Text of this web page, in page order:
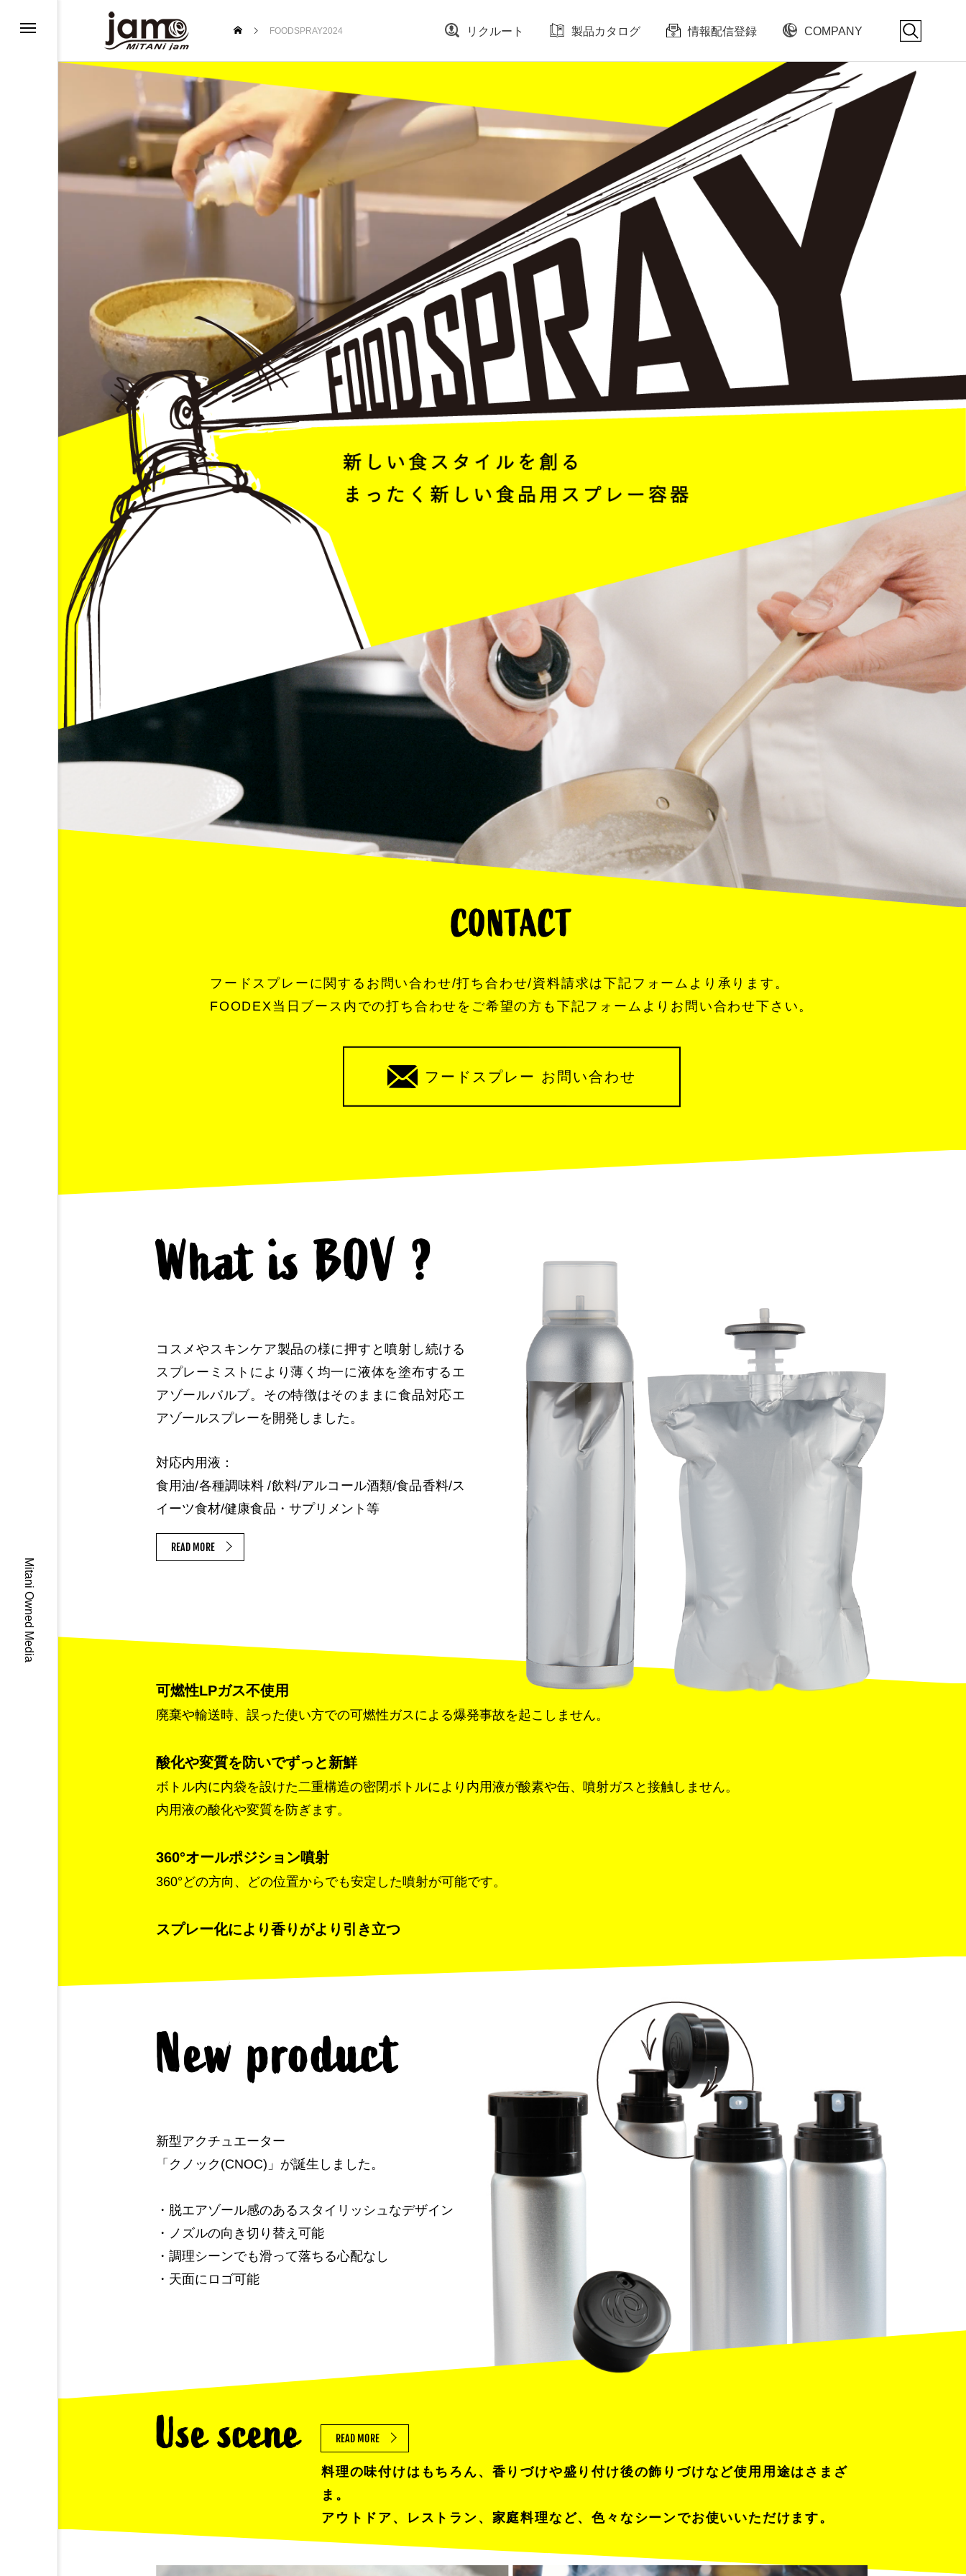
Mitani Owned Media
FOODSPRAY2024 リクルート 製品カタログ 情報配信登録 COMPANY
CONTACT
フードスプレーに関するお問い合わせ/打ち合わせ/資料請求は下記フォームより承ります。
FOODEX当日ブース内での打ち合わせをご希望の方も下記フォームよりお問い合わせ下さい。
フードスプレー お問い合わせ
What is BOV ?
コスメやスキンケア製品の様に押すと噴射し続ける
スプレーミストにより薄く均一に液体を塗布するエ
アゾールバルブ。その特徴はそのままに食品対応エ
アゾールスプレーを開発しました。
対応内用液：
食用油/各種調味料 /飲料/アルコール酒類/食品香料/ス
イーツ食材/健康食品・サプリメント等
READ MORE
可燃性LPガス不使用
廃棄や輸送時、誤った使い方での可燃性ガスによる爆発事故を起こしません。
酸化や変質を防いでずっと新鮮
ボトル内に内袋を設けた二重構造の密閉ボトルにより内用液が酸素や缶、噴射ガスと接触しません。
内用液の酸化や変質を防ぎます。
360°オールポジション噴射
360°どの方向、どの位置からでも安定した噴射が可能です。
スプレー化により香りがより引き立つ
New product
新型アクチュエーター
「クノック(CNOC)」が誕生しました。
・脱エアゾール感のあるスタイリッシュなデザイン
・ノズルの向き切り替え可能
・調理シーンでも滑って落ちる心配なし
・天面にロゴ可能
Use scene READ MORE
料理の味付けはもちろん、香りづけや盛り付け後の飾りづけなど使用用途はさまざ
ま。
アウトドア、レストラン、家庭料理など、色々なシーンでお使いいただけます。